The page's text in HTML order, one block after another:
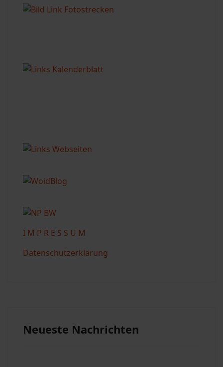
I M P R E S S U M
Datenschutzerklärung
Neueste Nachrichten